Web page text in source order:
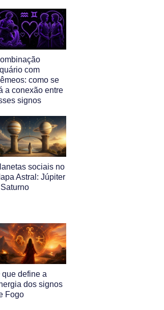
com
como se
a conexão entre
signos
sociais no
Astral: Júpiter
que define a
dos signos
Fogo